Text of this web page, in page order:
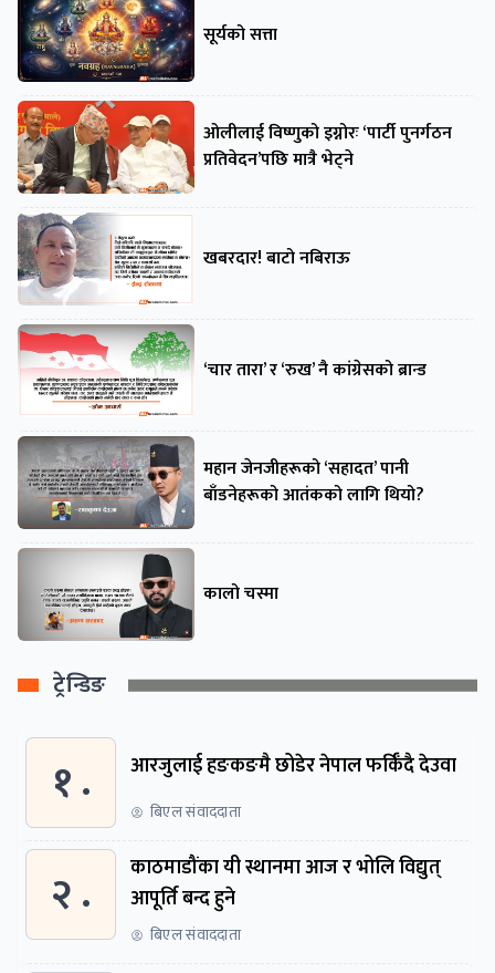
सूर्यको सत्ता
ओलीलाई विष्णुको इग्नोरः ‘पार्टी पुनर्गठन
प्रतिवेदन’पछि मात्रै भेट्ने
खबरदार! बाटो नबिराऊ
‘चार तारा’ र ‘रुख’ नै कांग्रेसको ब्रान्ड
महान जेनजीहरूको ‘सहादत’ पानी
बाँडनेहरूको आतंकको लागि थियो?
कालो चस्मा
ट्रेन्डिङ
१ . आरजुलाई हङकङमै छोडेर नेपाल फर्किँदै देउवा
बिएल संवाददाता
२ .
काठमाडौंका यी स्थानमा आज र भोलि विद्युत्
आपूर्ति बन्द हुने
बिएल संवाददाता